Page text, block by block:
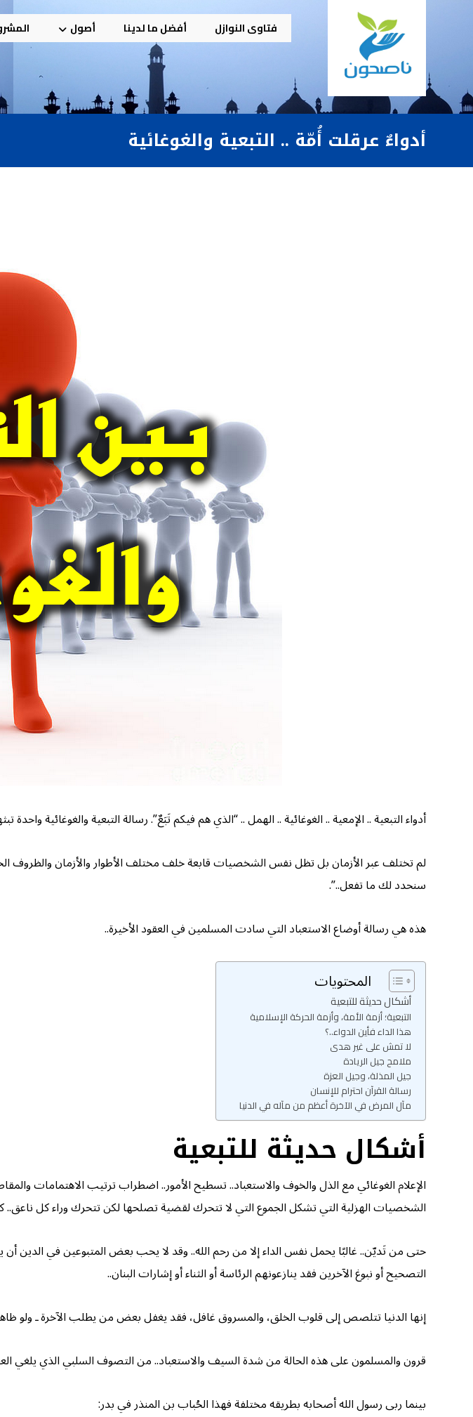
فتاوى النوازل أفضل ما لدينا أصول
أدواءٌ عرقلت أُمّة .. التبعية والغوغائية
أدواء التبعية .. الإمعية .. الغوغائية .. الهمل .. “الذي هم فيكم تَبَعٌ”. رسالة التبعية والغوغائية واحدة
لم تختلف عبر الأزمان بل تظل نفس الشخصيات قابعة خلف مختلف الأطوار والأزمان والظروف
سنحدد لك ما تفعل..”.
هذه هي رسالة أوضاع الاستعباد التي سادت المسلمين في العقود الأخيرة..
المحتويات
أشكال حديثة للتبعية
التبعية؛ أزمة الأمة، وأزمة الحركة الإسلامية
هذا الداء فأين الدواء..؟
لا تمش على غير هدى
ملامح جيل الريادة
جيل المذلة، وجيل العزة
رسالة القرآن احترام للإنسان
مآل المرض في الآخرة أعظم من مآله في الدنيا
أشكال حديثة للتبعية
الإعلام الغوغائي مع الذل والخوف والاستعباد.. تسطيح الأمور.. اضطراب ترتيب الاهتمامات
الشخصيات الهزلية التي تشكل الجموع التي لا تتحرك لقضية تصلحها لكن تتحرك وراء كل ناعق..
حتى من تَديّن.. غالبًا يحمل نفس الداء إلا من رحم الله.. وقد لا يحب بعض المتبوعين في الدين أن
التصحيح أو نبوغ الآخرين فقد ينازعونهم الرئاسة أو الثناء أو إشارات البنان..
إنها الدنيا تتلصص إلى قلوب الخلق، والمسروق غافل، فقد يغفل بعض من يطلب الآخرة ـ ولو
قرون والمسلمون على هذه الحالة من شدة السيف والاستعباد.. من التصوف السلبي الذي يلغي
بينما ربى رسول الله أصحابه بطريقه مختلفة فهذا الحُباب بن المنذر في بدر: